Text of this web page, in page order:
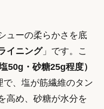
ューの柔らかさを底
イニング」です。こ
50g・砂糖25g程度）
、塩が筋繊維のタン
高め、砂糖が水分を